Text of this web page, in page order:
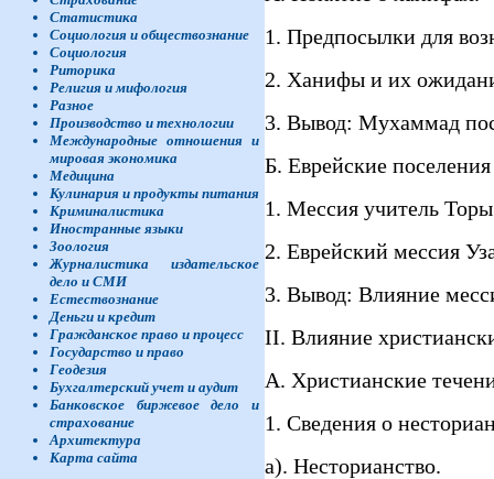
Статистика
Социология и обществознание
Социология
Риторика
Религия и мифология
Разное
Производство и технологии
Международные отношения и
мировая экономика
Медицина
Кулинария и продукты питания
Криминалистика
Иностранные языки
Зоология
Журналистика издательское
дело и СМИ
Естествознание
Деньги и кредит
Гражданское право и процесс
Государство и право
Геодезия
Бухгалтерский учет и аудит
Банковское биржевое дело и
страхование
Архитектура
Карта сайта
1. Предпосылки для
2. Ханифы и их
3. Вывод: Мухаммад
Б. Еврейские
1. Мессия учитель
2. Еврейский мессия
3. Вывод: Влияние
II. Влияние
А. Христианские
1. Сведения о
а). Несторианство.